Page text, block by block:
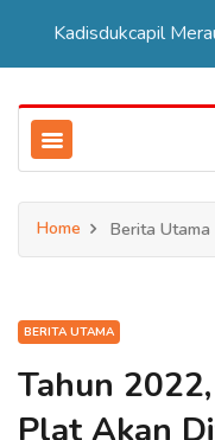
Home Berita Utama
BERITA UTAMA
Tahun
Plat Akan